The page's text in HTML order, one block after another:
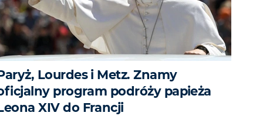
Lourdes i Metz. Znamy
program podróży papieża
XIV do Francji